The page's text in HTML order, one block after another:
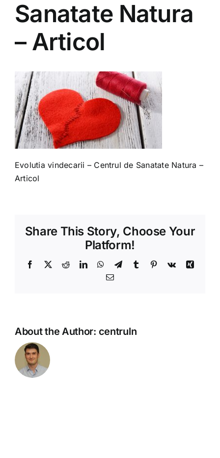
Shop
Tratamente naturale
Iubim fructele
Sanatate Natura
– Articol
Evolutia vindecarii – Centrul de Sanatate Natura –
Articol
Share This Story, Choose Your
Platform!
Facebook
X RedditLinkedInWhatsApp
TelegramTumblr Pinterest
Vk
Xing
Email
About the Author: centruln